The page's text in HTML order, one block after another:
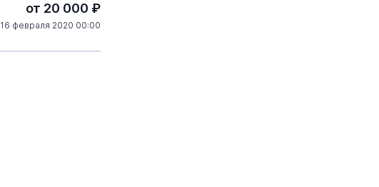
от 20 000 ₽
16 февраля 2020 00:00